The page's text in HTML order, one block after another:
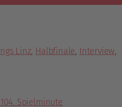
Linz, Halbfinale, Interview,
Spielminute